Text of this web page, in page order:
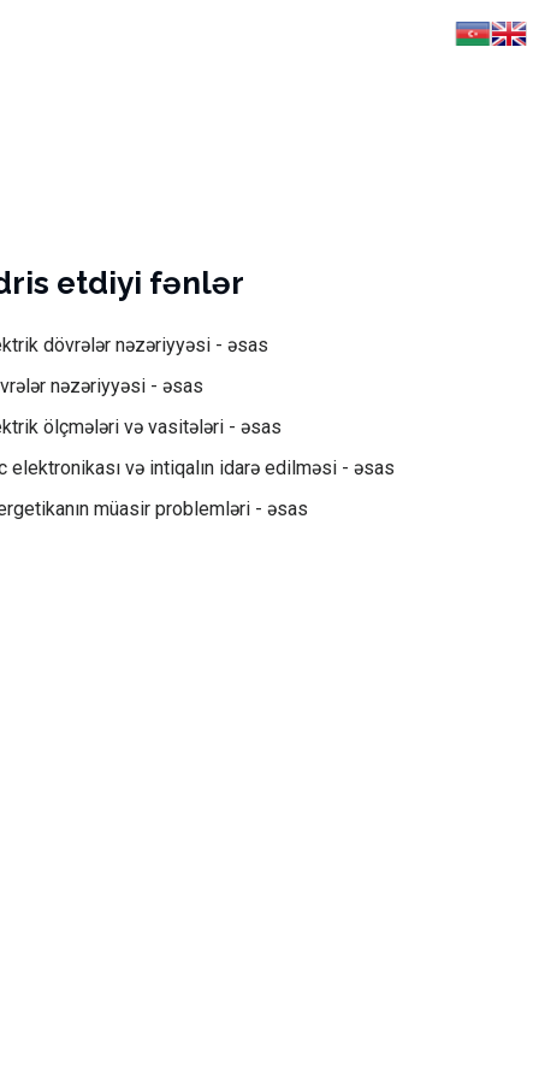
etdiyi fənlər
dövrələr nəzəriyyəsi - əsas
nəzəriyyəsi - əsas
ölçmələri və vasitələri - əsas
elektronikası və intiqalın idarə edilməsi - əsas
müasir problemləri - əsas